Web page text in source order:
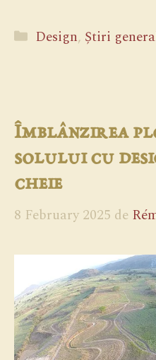
Categorii
Design, Știri
Îmblânzirea
solului cu
cheie
8 February 2025 de